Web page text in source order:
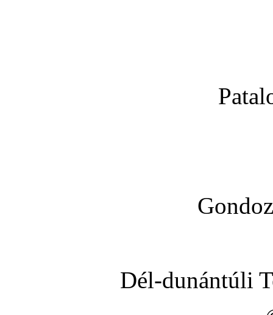
Dél-dunántúli